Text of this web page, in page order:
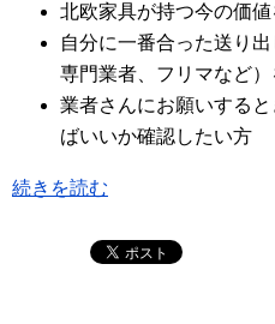
北欧家具が持つ今の価
自分に一番合った送り
専門業者、フリマなど
業者さんにお願いする
ばいいか確認したい方
続きを読む